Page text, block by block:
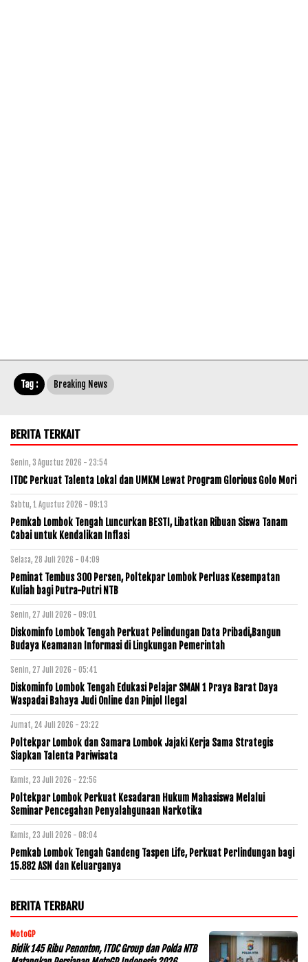
Tag : Breaking News
BERITA TERKAIT
Senin, 3 Agustus 2026 - 23:54
ITDC Perkuat Talenta Lokal dan UMKM Lewat Program Glorious Golo Mori
Sabtu, 1 Agustus 2026 - 09:13
Pemkab Lombok Tengah Luncurkan BESTI, Libatkan Ribuan Siswa Tanam
Cabai untuk Kendalikan Inflasi
Selasa, 28 Juli 2026 - 04:09
Peminat Tembus 300 Persen, Poltekpar Lombok Perluas Kesempatan
Kuliah bagi Putra-Putri NTB
Senin, 27 Juli 2026 - 09:01
Diskominfo Lombok Tengah Perkuat Pelindungan Data Pribadi,Bangun
Budaya Keamanan Informasi di Lingkungan Pemerintah
Senin, 27 Juli 2026 - 05:41
Diskominfo Lombok Tengah Edukasi Pelajar SMAN 1 Praya Barat Daya
Waspadai Bahaya Judi Online dan Pinjol Ilegal
Jumat, 24 Juli 2026 - 23:22
Poltekpar Lombok dan Samara Lombok Jajaki Kerja Sama Strategis
Siapkan Talenta Pariwisata
Kamis, 23 Juli 2026 - 22:56
Poltekpar Lombok Perkuat Kesadaran Hukum Mahasiswa Melalui
Seminar Pencegahan Penyalahgunaan Narkotika
Kamis, 23 Juli 2026 - 08:04
Pemkab Lombok Tengah Gandeng Taspen Life, Perkuat Perlindungan bagi
15.882 ASN dan Keluarganya
BERITA TERBARU
MotoGP
Bidik 145 Ribu Penonton, ITDC Group dan Polda NTB